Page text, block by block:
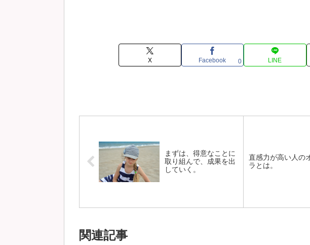
X Facebook 0 LINE
まずは、得意なことに
取り組んで、成果を出
していく。
直感力が高い人の
ラとは。
関連記事